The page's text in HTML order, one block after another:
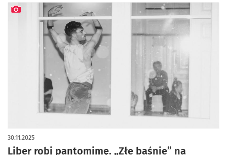
Liber robi pantomimę. „Złe baśnie” na
30.11.2025
artykuł z galerią zdjęć